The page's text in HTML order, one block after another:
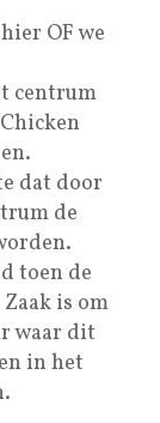
OF we
centrum
dat door
de
toen de
is om
waar dit
in het